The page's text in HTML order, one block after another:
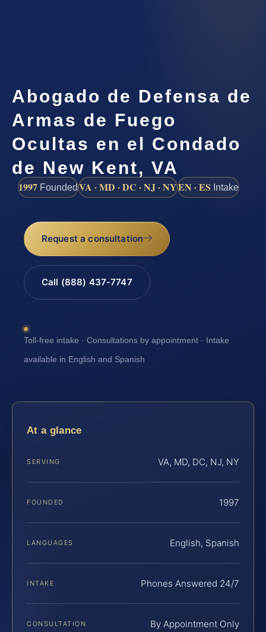
Abogado de Defensa de
Armas de Fuego
Ocultas en el Condado
de New Kent, VA
1997 FoundedVA · MD · DC · NJ · NYEN · ES Intake
Request a consultation
Call (888) 437-7747
Toll-free intake · Consultations by appointment · Intake
available in English and Spanish
At a glance
SERVING VA, MD, DC, NJ, NY
FOUNDED 1997
LANGUAGES English, Spanish
INTAKE Phones Answered 24/7
CONSULTATION By Appointment Only